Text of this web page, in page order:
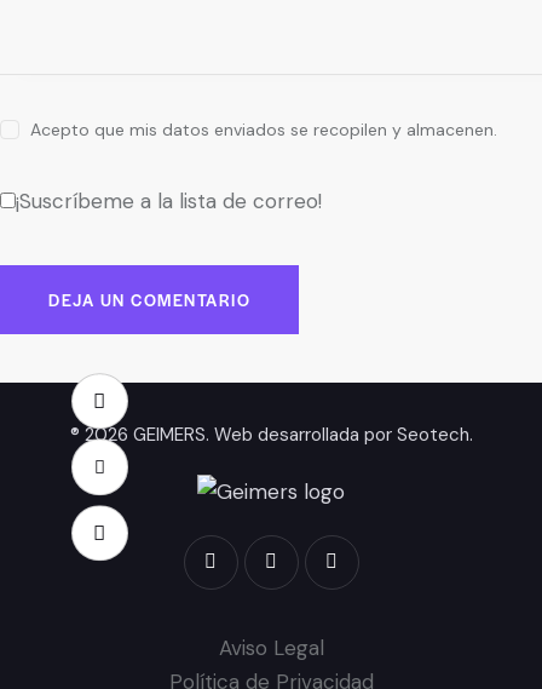
Acepto que mis datos enviados se recopilen y almacenen.
¡Suscríbeme a la lista de correo!
® 2026 GEIMERS. Web desarrollada por Seotech.
Aviso Legal
Política de Privacidad